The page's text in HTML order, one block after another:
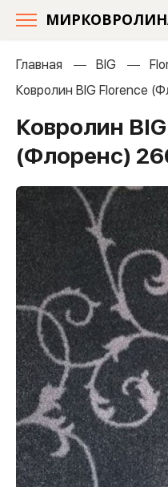
Главная BIG
Ковролин BIG Florence
Ковролин
(Флоренс)